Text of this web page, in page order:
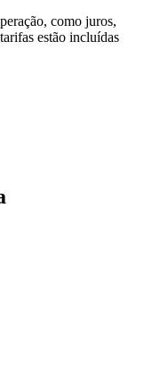
como juros,
estão incluídas